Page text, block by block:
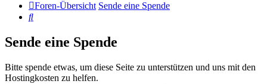
Foren-Übersicht Sende eine Spende
Suche
Sende eine Spende
Bitte spende etwas, um diese Seite zu unterstützen und uns mit den
Hostingkosten zu helfen.